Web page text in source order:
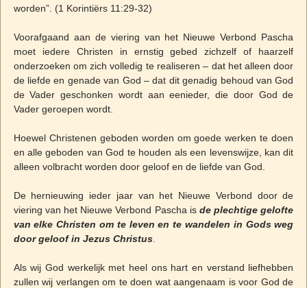
worden”. (1 Korintiërs 11:29-32)
Voorafgaand aan de viering van het Nieuwe Verbond Pascha
moet iedere Christen in ernstig gebed zichzelf of haarzelf
onderzoeken om zich volledig te realiseren – dat het alleen door
de liefde en genade van God – dat dit genadig behoud van God
de Vader geschonken wordt aan eenieder, die door God de
Vader geroepen wordt.
Hoewel Christenen geboden worden om goede werken te doen
en alle geboden van God te houden als een levenswijze, kan dit
alleen volbracht worden door geloof en de liefde van God.
De hernieuwing ieder jaar van het Nieuwe Verbond door de
viering van het Nieuwe Verbond Pascha isde plechtige gelofte
van elke Christen om te leven en te wandelen in Gods weg
door geloof in Jezus Christus.
Als wij God werkelijk met heel ons hart en verstand liefhebben
zullen wij verlangen om te doen wat aangenaam is voor God de